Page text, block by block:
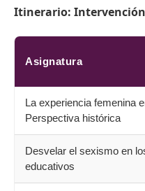
Itinerario:
Asignatura
La experiencia femenina
Perspectiva histórica
Desvelar el sexismo en
educativos